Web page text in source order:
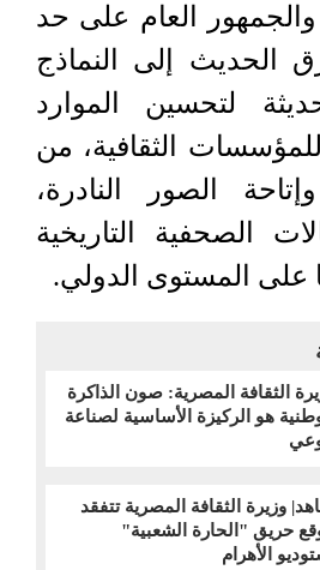
والجمهور العام على حد
الحديث إلى النماذج
لتحسين الموارد
الثقافية، من
الصور النادرة،
الصحفية التاريخية
على المستوى الدولي.
الثقافة المصرية: صون الذاكرة
هو الركيزة الأساسية لصناعة
وزيرة الثقافة المصرية تتفقد
حريق "الحارة الشعبية"
الأهرام